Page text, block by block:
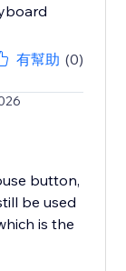
有幫助 (0)
button,
be used
is the